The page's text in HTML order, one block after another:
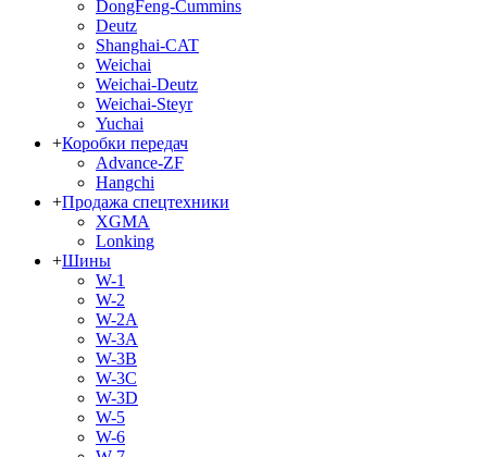
DongFeng-Cummins
Deutz
Shanghai-CAT
Weichai
Weichai-Deutz
Weichai-Steyr
Yuchai
+Коробки передач
Advance-ZF
Hangchi
+Продажа спецтехники
XGMA
Lonking
+Шины
W-1
W-2
W-2A
W-3A
W-3B
W-3C
W-3D
W-5
W-6